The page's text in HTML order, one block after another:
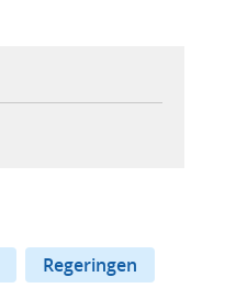
Regeringen